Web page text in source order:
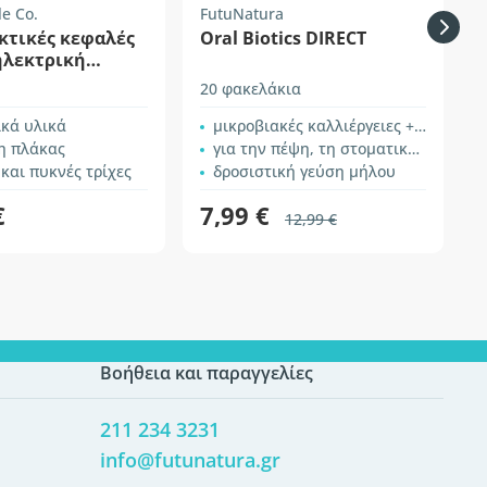
Co.
κεφαλές
Oral-B –
υλικά
πλάκας
πυκνές τρίχες
FutuNatura
Oral Biotics DIRECT
20 φακελάκια
μικροβιακές καλλιέργειες + ινουλίνη
για την πέψη, τη στοματική υγιεινή και φρέσκια αναπνοή
δροσιστική γεύση μήλου
7,99 € 12,99 €
Βοήθεια και παραγγελίες
211 234 3231
info@futunatura.gr